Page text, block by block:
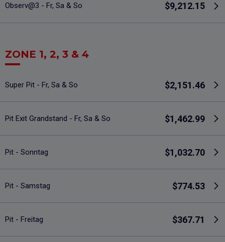
Observ@3 - Fr, Sa & So $9,212.15
ZONE 1, 2, 3 & 4
Super Pit - Fr, Sa & So $2,151.46
Pit Exit Grandstand - Fr, Sa & So $1,462.99
Pit - Sonntag $1,032.70
Pit - Samstag $774.53
Pit - Freitag $367.71